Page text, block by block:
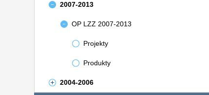
2007-2013
OP LZZ 2007-2013
Projekty
Produkty
2004-2006